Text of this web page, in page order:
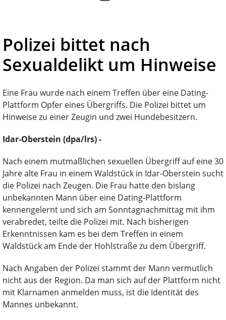
Polizei bittet nach
Sexualdelikt um Hinweise
Eine Frau wurde nach einem Treffen über eine Dating-
Plattform Opfer eines Übergriffs. Die Polizei bittet um
Hinweise zu einer Zeugin und zwei Hundebesitzern.
Idar-Oberstein (dpa/lrs) -
Nach einem mutmaßlichen sexuellen Übergriff auf eine 30
Jahre alte Frau in einem Waldstück in Idar-Oberstein sucht
die Polizei nach Zeugen. Die Frau hatte den bislang
unbekannten Mann über eine Dating-Plattform
kennengelernt und sich am Sonntagnachmittag mit ihm
verabredet, teilte die Polizei mit. Nach bisherigen
Erkenntnissen kam es bei dem Treffen in einem
Waldstück am Ende der Hohlstraße zu dem Übergriff.
Nach Angaben der Polizei stammt der Mann vermutlich
nicht aus der Region. Da man sich auf der Plattform nicht
mit Klarnamen anmelden muss, ist die Identität des
Mannes unbekannt.